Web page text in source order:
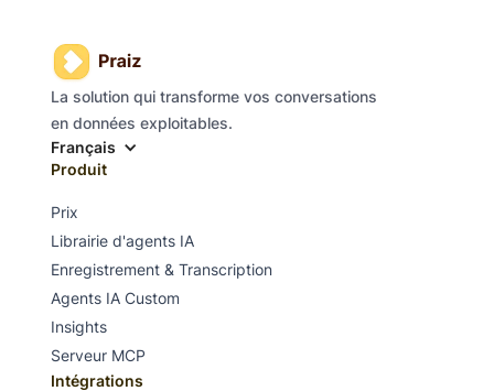
La solution qui transforme vos conversations
en données exploitables.
Français
Produit
Prix
Librairie d'agents IA
Enregistrement & Transcription
Agents IA Custom
Insights
Serveur MCP
Intégrations